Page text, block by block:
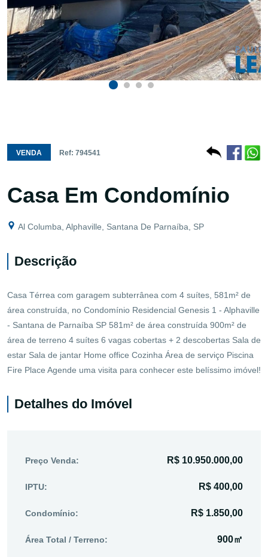
VENDA Ref: 794541
Casa Em Condomínio
Al Columba, Alphaville, Santana De Parnaíba, SP
Descrição
Casa Térrea com garagem subterrânea com 4 suítes, 581m² de
área construída, no Condomínio Residencial Genesis 1 - Alphaville
- Santana de Parnaíba SP 581m² de área construída 900m² de
área de terreno 4 suítes 6 vagas cobertas + 2 descobertas Sala de
estar Sala de jantar Home office Cozinha Área de serviço Piscina
Fire Place Agende uma visita para conhecer este belíssimo imóvel!
Detalhes do Imóvel
Preço Venda: R$ 10.950.000,00
IPTU: R$ 400,00
Condomínio: R$ 1.850,00
Área Total / Terreno: 900㎡